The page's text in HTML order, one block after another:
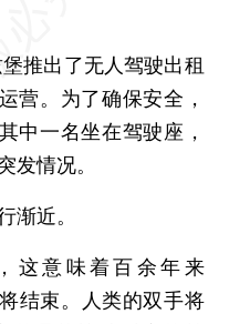
推出了无人驾驶出租
营。为了确保安全，
中一名坐在驾驶座，
发情况。
近。
意味着百余年来
结束。人类的双手将